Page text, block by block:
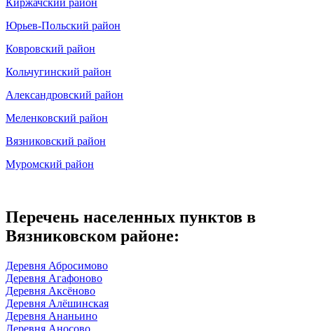
Юрьев-Польский район
Ковровский район
Кольчугинский район
Александровский район
Меленковский район
Вязниковский район
Муромский район
Перечень населенных пунктов в
Вязниковском районе:
Деревня Абросимово
Деревня Агафоново
Деревня Аксёново
Деревня Алёшинская
Деревня Ананьино
Деревня Аносово